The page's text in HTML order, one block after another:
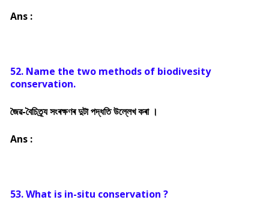
Ans :
52. Name the two methods of biodivesity
conservation.
জৈৱ-বৈচিত্ৰ্য সংৰক্ষণৰ দুটা পদ্ধতি উল্লেখ কৰা ।
Ans :
53. What is in-situ conservation ?